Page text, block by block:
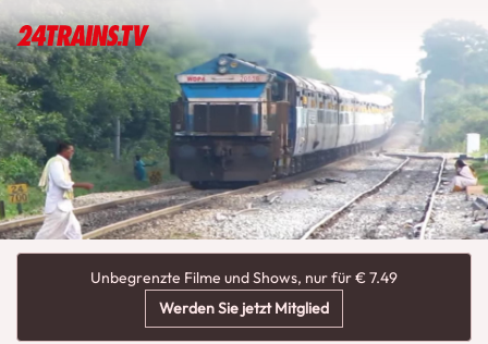
Unbegrenzte Filme und Shows, nur für € 7.49
Werden Sie jetzt Mitglied